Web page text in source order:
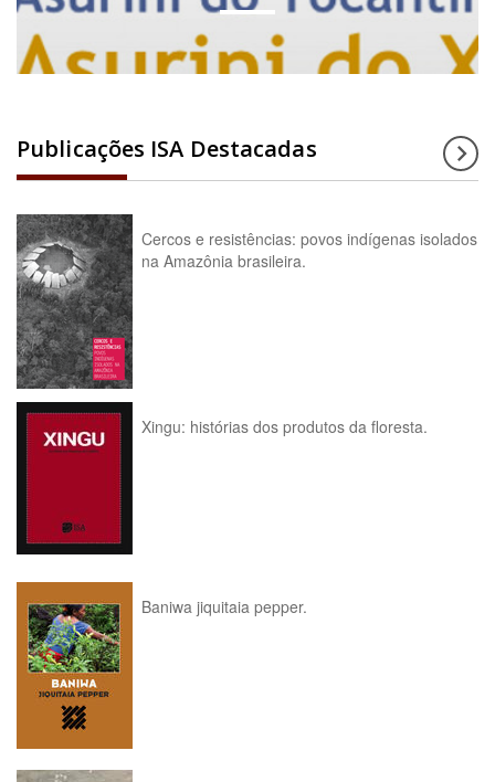
Publicações ISA Destacadas
Cercos e resistências: povos indígenas isolados
na Amazônia brasileira.
Xingu: histórias dos produtos da floresta.
Baniwa jiquitaia pepper.